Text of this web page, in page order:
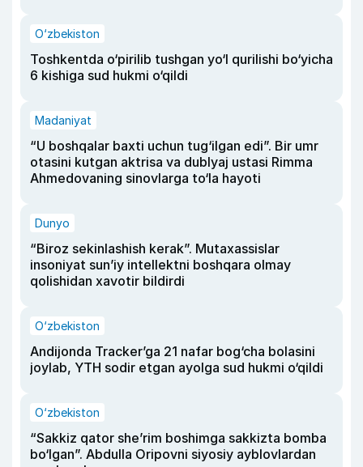
O‘zbekiston
Toshkentda o‘pirilib tushgan yo‘l qurilishi bo‘yicha
6 kishiga sud hukmi o‘qildi
Madaniyat
“U boshqalar baxti uchun tug‘ilgan edi”. Bir umr
otasini kutgan aktrisa va dublyaj ustasi Rimma
Ahmedovaning sinovlarga to‘la hayoti
Dunyo
“Biroz sekinlashish kerak”. Mutaxassislar
insoniyat sun’iy intellektni boshqara olmay
qolishidan xavotir bildirdi
O‘zbekiston
Andijonda Tracker’ga 21 nafar bog‘cha bolasini
joylab, YTH sodir etgan ayolga sud hukmi o‘qildi
O‘zbekiston
“Sakkiz qator she’rim boshimga sakkizta bomba
bo‘lgan”. Abdulla Oripovni siyosiy ayblovlardan